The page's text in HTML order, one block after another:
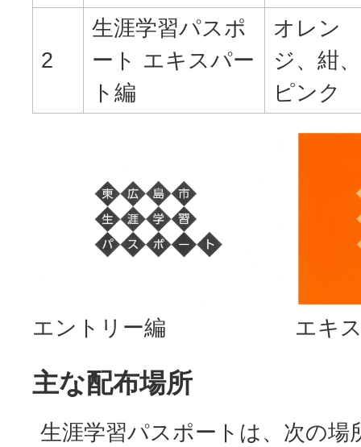
2
生涯学習パスポ
ート エキスパー
ト編
オレン
ジ、紺、
ピンク
エントリー編 エキ
主な配布場所
生涯学習パスポートは、次の場